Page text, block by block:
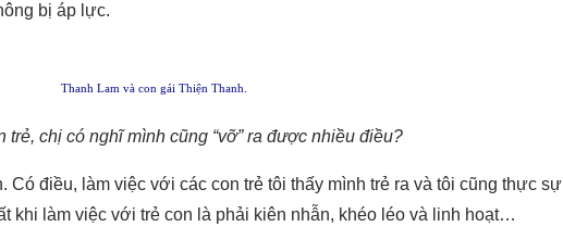
bị áp lực.
Thanh Lam và con gái Thiện Thanh.
chị có nghĩ mình cũng “vỡ” ra được nhiều điều?
Có điều, làm việc với các con trẻ tôi thấy mình trẻ ra và tôi cũng thực sự
khi làm việc với trẻ con là phải kiên nhẫn, khéo léo và linh hoạt…